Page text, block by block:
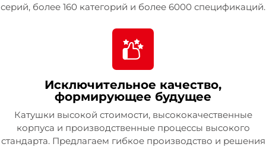
серий, более 160 категорий и более 6000 спецификаций.
Исключительное качество,
формирующее будущее
Катушки высокой стоимости, высококачественные
корпуса и производственные процессы высокого
стандарта. Предлагаем гибкое производство и решения